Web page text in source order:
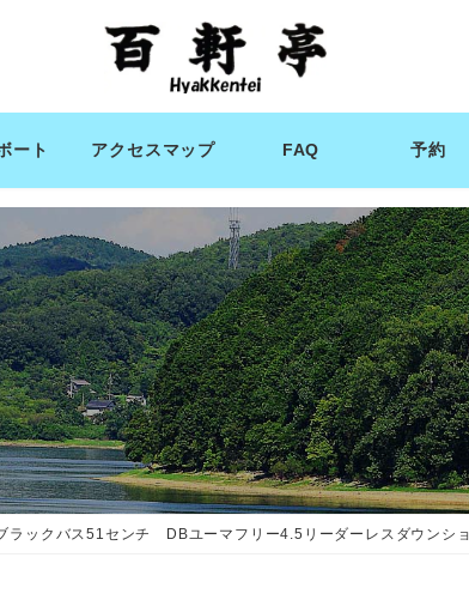
ート アクセスマップ FAQ 予約
ックバス51センチ DBユーマフリー4.5リーダーレスダウンシ